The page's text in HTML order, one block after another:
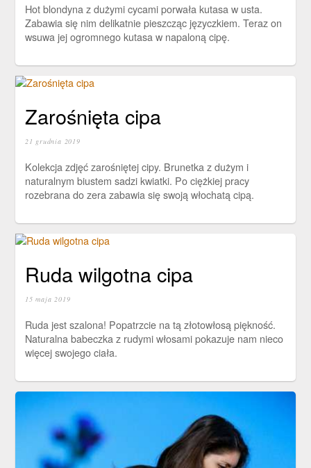
Hot blondyna z dużymi cycami porwała kutasa w usta.
Zabawia się nim delikatnie pieszcząc języczkiem. Teraz on
wsuwa jej ogromnego kutasa w napaloną cipę.
Zarośnięta cipa
21 grudnia 2019
Kolekcja zdjęć zarośniętej cipy. Brunetka z dużym i
naturalnym biustem sadzi kwiatki. Po ciężkiej pracy
rozebrana do zera zabawia się swoją włochatą cipą.
Ruda wilgotna cipa
15 maja 2019
Ruda jest szalona! Popatrzcie na tą złotowłosą piękność.
Naturalna babeczka z rudymi włosami pokazuje nam nieco
więcej swojego ciała.